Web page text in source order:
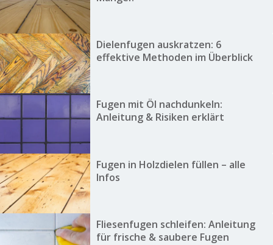
Dielenfugen auskratzen: 6
effektive Methoden im Überblick
Fugen mit Öl nachdunkeln:
Anleitung & Risiken erklärt
Fugen in Holzdielen füllen – alle
Infos
Fliesenfugen schleifen: Anleitung
für frische & saubere Fugen